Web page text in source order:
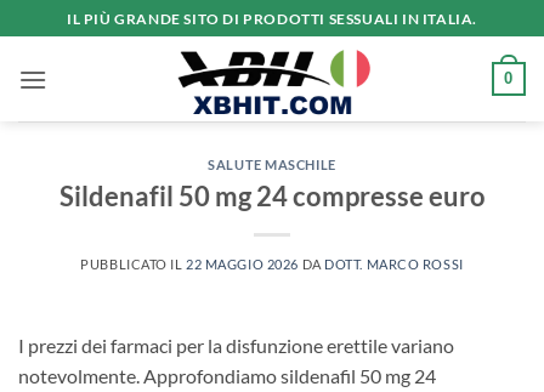
ai
contenuti
IL PIÙ GRANDE SITO DI PRODOTTI SESSUALI IN ITALIA.
0
SALUTE MASCHILE
Sildenafil 50 mg 24 compresse euro
PUBBLICATO IL 22 MAGGIO 2026 DA DOTT. MARCO ROSSI
I prezzi dei farmaci per la disfunzione erettile variano
notevolmente. Approfondiamo sildenafil 50 mg 24